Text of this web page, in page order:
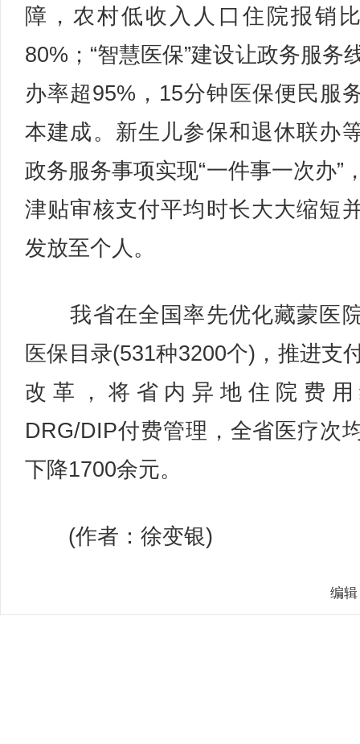
障，农村低收入人口住院报销
80%；“智慧医保”建设让政务服务
办率超95%，15分钟医保便民服
本建成。新生儿参保和退休联办
政务服务事项实现“一件事一次办”
津贴审核支付平均时长大大缩短
发放至个人。
我省在全国率先优化藏蒙医
医保目录(531种3200个)，推进支
改革，将省内异地住院费用
DRG/DIP付费管理，全省医疗次
下降1700余元。
(作者：徐变银)
编